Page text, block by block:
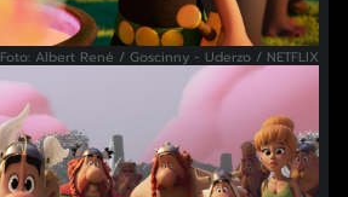
Foto: Albert René / Goscinny - Uderzo / NETFLIX